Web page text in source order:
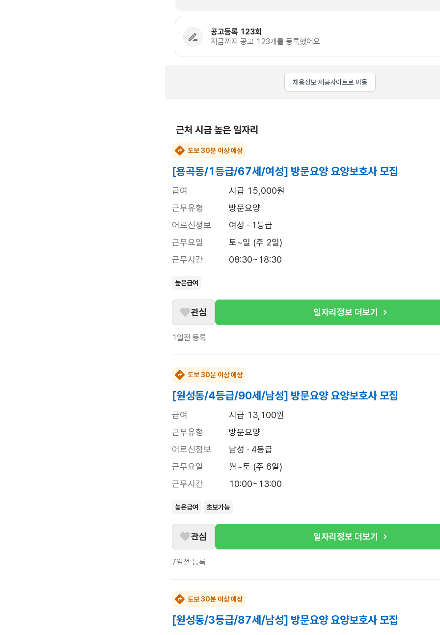
공고등록 123회
지금까지 공고 123개를 등록했어요
채용정보 제공사이트로 이동
근처 시급 높은 일자리
도보 30분 이상 예상
[용곡동/1등급/67세/여성] 방문요양 요양보호사 모집
급여
시급 15,000원
근무유형
방문요양
어르신정보
여성 · 1등급
근무요일
토~일 (주 2일)
근무시간
08:30~18:30
높은급여
관심 일자리정보 더보기
1일전 등록
도보 30분 이상 예상
[원성동/4등급/90세/남성] 방문요양 요양보호사 모집
급여
시급 13,100원
근무유형
방문요양
어르신정보
남성 · 4등급
근무요일
월~토 (주 6일)
근무시간
10:00~13:00
높은급여 초보가능
관심 일자리정보 더보기
7일전 등록
도보 30분 이상 예상
[원성동/3등급/87세/남성] 방문요양 요양보호사 모집